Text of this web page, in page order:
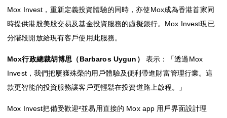
Mox特色一覽
Mox Invest，重新定義投資體驗的同時，亦使Mox成為香港首家同
時提供港股美股交易及基金投資服務的虛擬銀行。Mox Invest現已
分階段開放給現有客戶使用此服務。
Mox行政總裁胡博思（Barbaros Uygun）
表示：「透過Mox
Invest，我們把屢獲殊榮的用戶體驗及便利帶進財富管理行業。這
款更智能的投資服務讓客戶更輕鬆在投資道路上啟程。」
Mox Invest把備受歡迎²並易用直接的 Mox app 用戶界面設計理